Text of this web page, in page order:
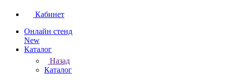
Кабинет
Онлайн стенд
New
Каталог
Назад
Каталог